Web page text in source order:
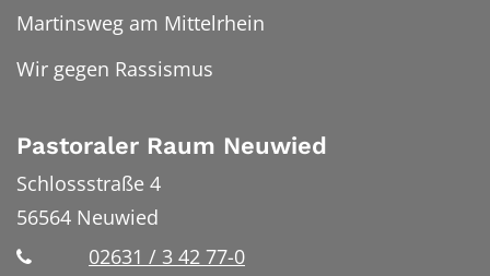
Martinsweg am Mittelrhein
Wir gegen Rassismus
Pastoraler Raum Neuwied
Schlossstraße 4
56564 Neuwied
02631 / 3 42 77-0